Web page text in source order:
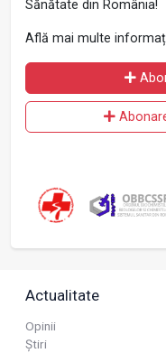
Sănătate din România!
Află mai multe
Actualitate
Opinii
Știri